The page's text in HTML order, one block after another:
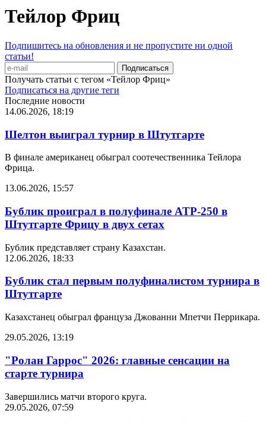
Тейлор Фриц
Подпишитесь на обновления и не пропустите ни одной
статьи!
Получать статьи с тегом «Тейлор Фриц»
Подписаться на другие теги
Последние новости
14.06.2026, 18:19
Шелтон выиграл турнир в Штутгарте
В финале американец обыграл соотечественника Тейлора
Фрица.
13.06.2026, 15:57
Бублик проиграл в полуфинале ATP-250 в
Штутгарте Фрицу в двух сетах
Бублик представляет страну Казахстан.
12.06.2026, 18:33
Бублик стал первым полуфиналистом турнира в
Штутгарте
Казахстанец обыграл француза Джованни Мпетчи Перрикара.
29.05.2026, 13:19
"Ролан Гаррос" 2026: главные сенсации на
старте турнира
Завершились матчи второго круга.
29.05.2026, 07:59